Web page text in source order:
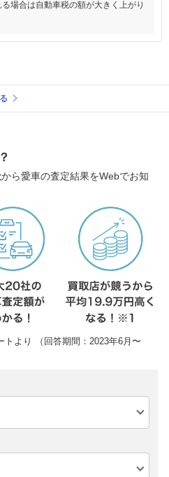
場合は自動車税の額が大きく上がり
から愛車の査定結果をWebでお知
より （回答期間：2023年6月〜